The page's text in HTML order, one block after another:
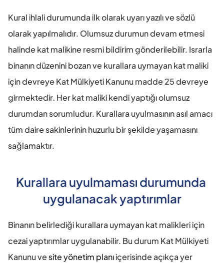
Kural ihlali durumunda ilk olarak uyarı yazılı ve sözlü
olarak yapılmalıdır. Olumsuz durumun devam etmesi
halinde kat malikine resmi bildirim gönderilebilir. Israrla
binanın düzenini bozan ve kurallara uymayan kat maliki
için devreye Kat Mülkiyeti Kanunu madde 25 devreye
girmektedir. Her kat maliki kendi yaptığı olumsuz
durumdan sorumludur. Kurallara uyulmasının asıl amacı
tüm daire sakinlerinin huzurlu bir şekilde yaşamasını
sağlamaktır.
Kurallara uyulmaması durumunda
uygulanacak yaptırımlar
Binanın belirlediği kurallara uymayan kat malikleri için
cezai yaptırımlar uygulanabilir. Bu durum Kat Mülkiyeti
Kanunu ve site yönetim planı içerisinde açıkça yer